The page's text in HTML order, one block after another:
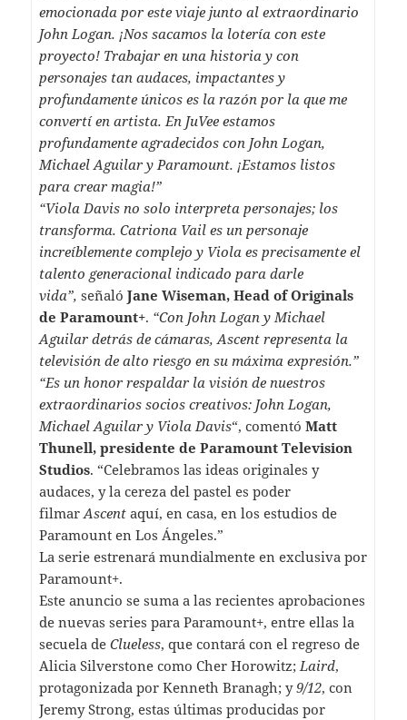
emocionada por este viaje junto al extraordinario
John Logan. ¡Nos sacamos la lotería con este
proyecto! Trabajar en una historia y con
personajes tan audaces, impactantes y
profundamente únicos es la razón por la que me
convertí en artista. En JuVee estamos
profundamente agradecidos con John Logan,
Michael Aguilar y Paramount. ¡Estamos listos
para crear magia!”
“Viola Davis no solo interpreta personajes; los
transforma. Catriona Vail es un personaje
increíblemente complejo y Viola es precisamente el
talento generacional indicado para darle
vida”, señaló Jane Wiseman, Head of Originals
de Paramount+. “Con John Logan y Michael
Aguilar detrás de cámaras, Ascent representa la
televisión de alto riesgo en su máxima expresión.”
“Es un honor respaldar la visión de nuestros
extraordinarios socios creativos: John Logan,
Michael Aguilar y Viola Davis“, comentó Matt
Thunell, presidente de Paramount Television
Studios. “Celebramos las ideas originales y
audaces, y la cereza del pastel es poder
filmar Ascentaquí, en casa, en los estudios de
Paramount en Los Ángeles.”
La serie estrenará mundialmente en exclusiva por
Paramount+.
Este anuncio se suma a las recientes aprobaciones
de nuevas series para Paramount+, entre ellas la
secuela de Clueless, que contará con el regreso de
Alicia Silverstone como Cher Horowitz; Laird,
protagonizada por Kenneth Branagh; y9/12, con
Jeremy Strong, estas últimas producidas por